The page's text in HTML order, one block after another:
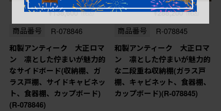
¥138,600 (税込)
商品番号 R-078846
和製アンティーク 大正ロマ
ン 凛とした佇まいが魅力的
なサイドボード(収納棚、ガ
ラス戸棚、サイドキャビネッ
ト、食器棚、カップボード)
(R-078846)
¥288,200 (税込)
商品番号 R-078845
和製アンティーク 大正ロマ
ン 凛とした佇まいが魅力的
な二段重ね収納棚(ガラス戸
棚、キャビネット、食器棚、
カップボード)(R-078845)